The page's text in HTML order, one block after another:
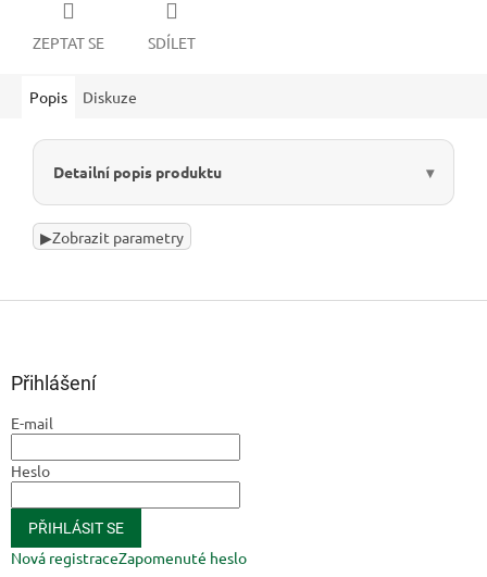
ZEPTAT SE SDÍLET
Popis Diskuze
Detailní popis produktu
▶Zobrazit parametry
Přihlášení
E-mail
Heslo
PŘIHLÁSIT SE
Nová registraceZapomenuté heslo